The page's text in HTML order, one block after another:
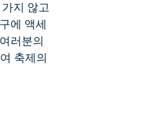
지 않고
에 액세
러분의
축제의